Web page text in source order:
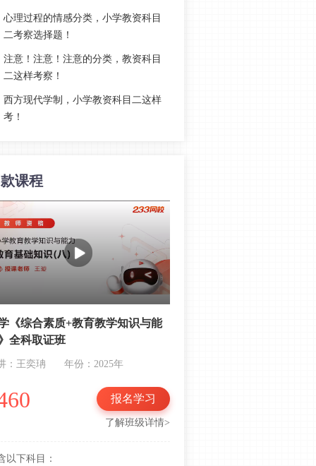
心理过程的情感分类，小学教资科目
二考察选择题！
注意！注意！注意的分类，教资科目
二这样考察！
西方现代学制，小学教资科目二这样
考！
古德莱德的课程理论，小学教资科目
二常常这样考！
教资笔试小学科目二常考知识点：记
忆
教资笔试小学科目二常考知识点：迁
会考选择题！小学教资科目二高频考
点：想象
中小学教资人必看！新课标热点+备考
常见问题指导
常考单选和简答题！小学教资科二重
点考点：教育与社会发展
每年都考！小学教资教育教学知识必
款课程
《综合素质+教育教学知识与能
全科取证班
：王奕珃 年份：2025年
报名学习
了解班级详情>
以下科目：